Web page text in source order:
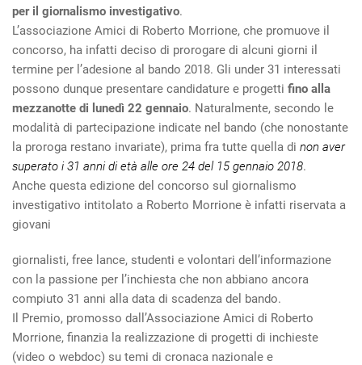
per il giornalismo investigativo.
L’associazione Amici di Roberto Morrione, che promuove il
concorso, ha infatti deciso di prorogare di alcuni giorni il
termine per l’adesione al bando 2018. Gli under 31 interessati
possono dunque presentare candidature e progetti fino alla
mezzanotte di lunedì 22 gennaio. Naturalmente, secondo le
modalità di partecipazione indicate nel bando (che nonostante
la proroga restano invariate), prima fra tutte quella di non aver
superato i 31 anni di età alle ore 24 del 15 gennaio 2018.
Anche questa edizione del concorso sul giornalismo
investigativo intitolato a Roberto Morrione è infatti riservata a
giovani
giornalisti, free lance, studenti e volontari dell’informazione
con la passione per l’inchiesta che non abbiano ancora
compiuto 31 anni alla data di scadenza del bando.
Il Premio, promosso dall’Associazione Amici di Roberto
Morrione, finanzia la realizzazione di progetti di inchieste
(video o webdoc) su temi di cronaca nazionale e